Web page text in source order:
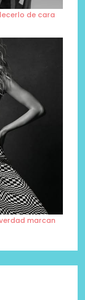
de cara
marcan